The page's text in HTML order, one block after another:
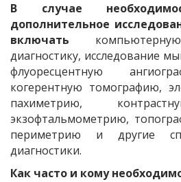
В случае
дополнительное
включать
диагностику, исследование
флуоресцентную
когерентную томографию,
пахиметрию,
экзофтальмометрию,
периметрию и другие
диагностики.
Как часто и кому